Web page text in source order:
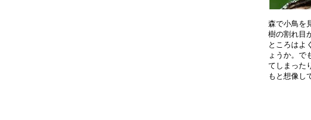
森で小鳥を
樹の割れ目
ところはよ
ょうか。で
てしまった